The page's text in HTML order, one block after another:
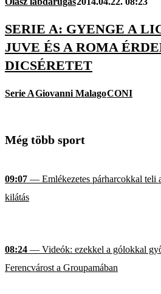
SERIE A: GYENGE A
JUVE ÉS A ROMA
DICSÉRETET
Serie AGiovanni MalagoCONI
Még több sport
09:07 — Emlékezetes párharcokkal teli
kilátás
08:24 — Videók: ezekkel a gólokkal
Ferencvárost a Groupamában